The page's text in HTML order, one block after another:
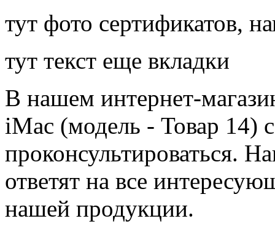
тут фото сертификатов,
тут текст еще вкладки
В нашем интернет-
iMac (модель - Товар 14)
проконсультироваться.
ответят на все
нашей продукции.